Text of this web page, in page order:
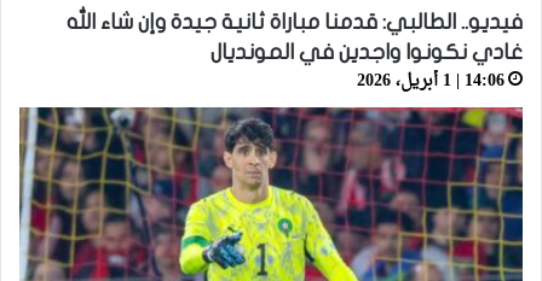
فيديو.. الطالبي: قدمنا مباراة ثانية جيدة وإن شاء الله
غادي نكونوا واجدين في المونديال
14:06 | 1 أبريل، 2026